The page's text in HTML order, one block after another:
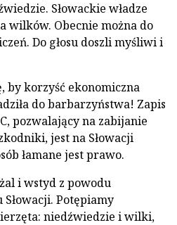
Słowackie władze
wilków. Obecnie można do
Do głosu doszli myśliwi i
by korzyść ekonomiczna
do barbarzyństwa! Zapis
pozwalający na zabijanie
jest na Słowacji
łamane jest prawo.
i wstyd z powodu
Potępiamy
niedźwiedzie i wilki,